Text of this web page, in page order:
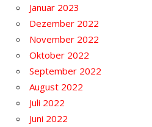
Januar 2023
Dezember 2022
November 2022
Oktober 2022
September 2022
August 2022
Juli 2022
Juni 2022